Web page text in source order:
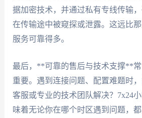
据加密技术，并通过私有专线传输
在传输途中被窥探或泄露。这远比
服务可靠得多。
最后，**可靠的售后与技术支撑**
重要。遇到连接问题、配置难题时
客服或专业的技术团队解决？7x24
味着无论你在哪个时区遇到问题，都